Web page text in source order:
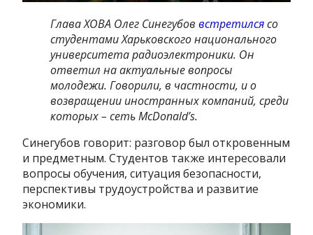
Глава ХОВА Олег Синегубоввстретилсясо
студентами Харьковского национального
университета радиоэлектроники. Он
ответил на актуальные вопросы
молодежи. Говорили, в частности, и о
возвращении иностранных компаний, среди
которых – сеть McDonald’s.
Синегубов говорит: разговор был откровенным
и предметным. Студентов также интересовали
вопросы обучения, ситуация безопасности,
перспективы трудоустройства и развитие
экономики.